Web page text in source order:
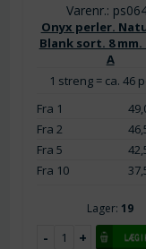
Varenr.:
Onyx perler.
Blank sort. 8 mm.
A
1 streng = ca. 46
Fra 1
Fra 2
Fra 5
Fra 10
Lager: 19